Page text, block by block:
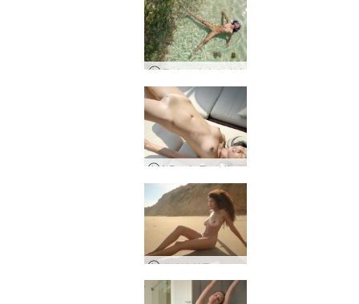
루비 도미니카 여신
A Day In The Life of Magen, 방콕, 태국
테티의 하루, 오데사, 우크라이나